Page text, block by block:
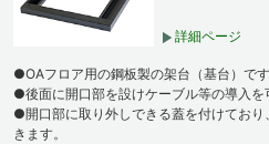
詳細ページ
●OAフロア用の鋼板製の架台（基台）です
●後面に開口部を設けケーブル等の導入を
●開口部に取り外しできる蓋を付けてお
きます。